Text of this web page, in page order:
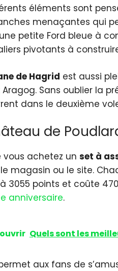
éléments sont
menaçantes qui
petite Ford bleue à
pivotants à
de Hagrid est aussi
Aragog. Sans oublier la
dans le deuxième
de
vous achetez un set à
magasin ou le site.
3055 points et coûte
anniversaire.
Quels sont les
aux fans de